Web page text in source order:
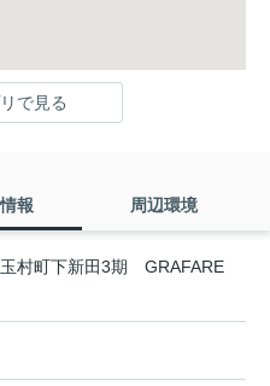
で見る
報 周辺環境
村町下新田3期 GRAFARE